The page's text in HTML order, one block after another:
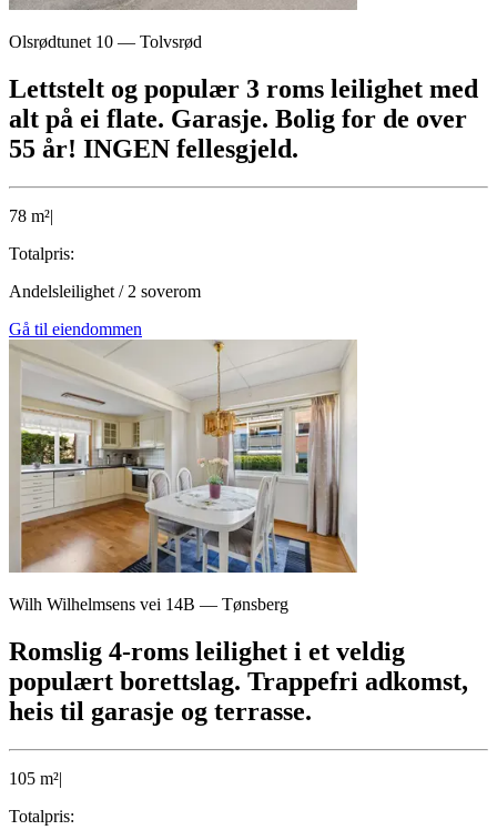
Olsrødtunet 10 — Tolvsrød
Lettstelt og populær 3 roms leilighet med
alt på ei flate. Garasje. Bolig for de over
55 år! INGEN fellesgjeld.
78 m²|
Totalpris:
Andelsleilighet / 2 soverom
Gå til eiendommen
Wilh Wilhelmsens vei 14B — Tønsberg
Romslig 4-roms leilighet i et veldig
populært borettslag. Trappefri adkomst,
heis til garasje og terrasse.
105 m²|
Totalpris: